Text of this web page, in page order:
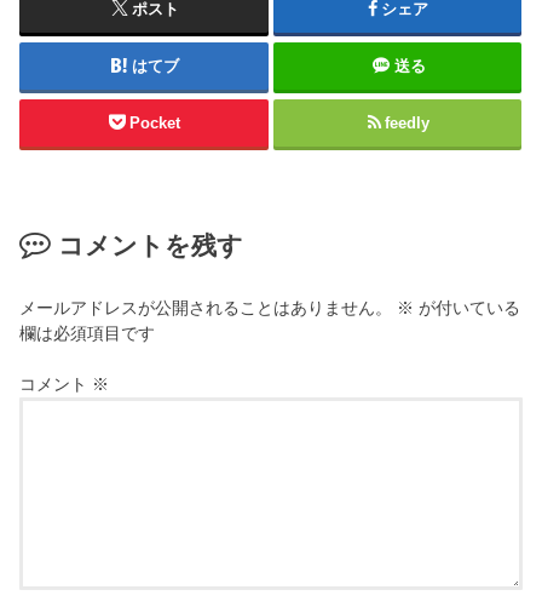
ポスト シェア
はてブ 送る
Pocket feedly
コメントを残す
メールアドレスが公開されることはありません。 ※ が付いている
欄は必須項目です
コメント ※